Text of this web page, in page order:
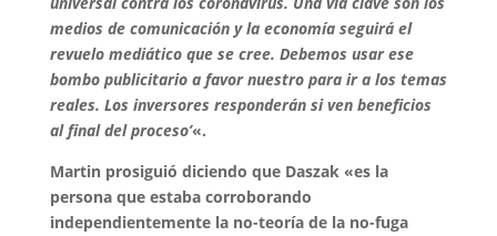
medios de comunicación y la economía seguirá el
revuelo mediático que se cree. Debemos usar ese
bombo publicitario a favor nuestro para ir a los temas
reales. Los inversores responderán si ven beneficios
al final del proceso’«.
Martin prosiguió diciendo que Daszak «es la
persona que estaba corroborando
independientemente la no-teoría de la no-fuga